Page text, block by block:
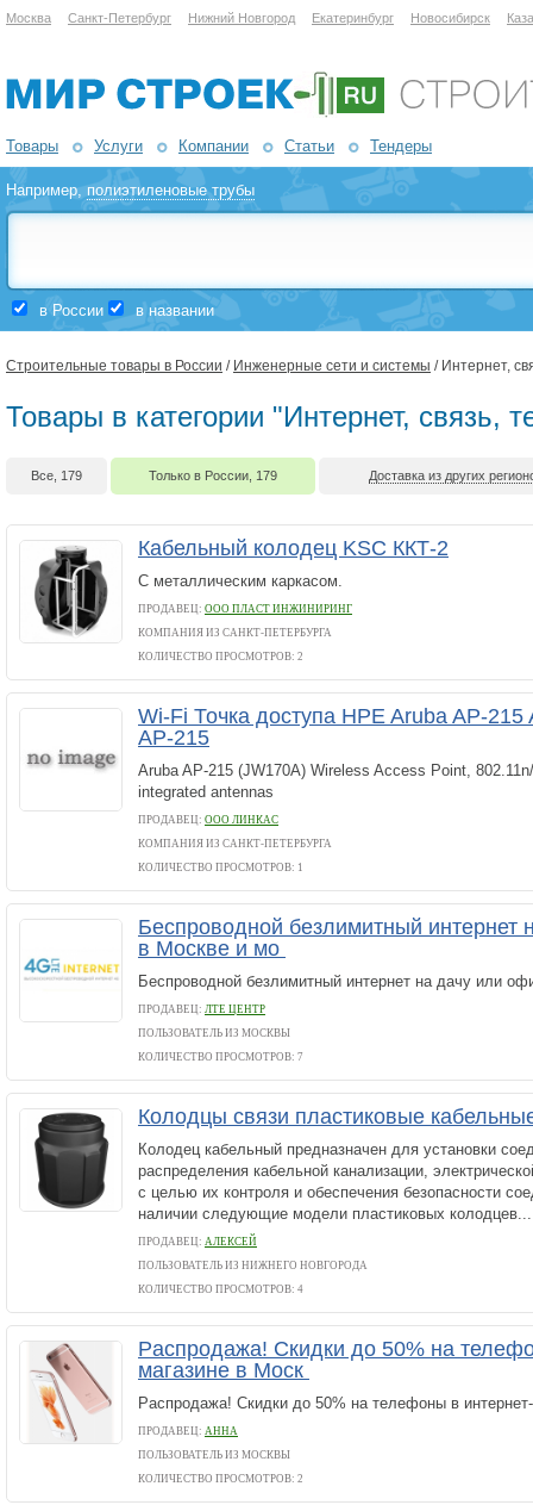
Москва Санкт-Петербург Нижний Новгород Екатеринбург Новосибирск
Товары Услуги Компании Статьи Тендеры
Например,полиэтиленовые трубы
в России в названии
Строительные товары в России / Инженерные сети и системы / Интернет,
Товары в категории "Интернет, связь,
Все, 179 Только в России, 179 Доставка из других
Кабельный колодец KSC ККТ-2
С металлическим каркасом.
ПРОДАВЕЦ: ООО ПЛАСТ ИНЖИНИРИНГ
КОМПАНИЯ ИЗ САНКТ-ПЕТЕРБУРГА
КОЛИЧЕСТВО ПРОСМОТРОВ: 2
Wi-Fi Точка доступа HPE Aruba AP-215
AP-215
Aruba AP-215 (JW170A) Wireless Access Point,
integrated antennas
ПРОДАВЕЦ: ООО ЛИНКАС
КОМПАНИЯ ИЗ САНКТ-ПЕТЕРБУРГА
КОЛИЧЕСТВО ПРОСМОТРОВ: 1
Беспроводной безлимитный интернет
в Москве и мо
Беспроводной безлимитный интернет на дачу или
ПРОДАВЕЦ: ЛТЕ ЦЕНТР
ПОЛЬЗОВАТЕЛЬ ИЗ МОСКВЫ
КОЛИЧЕСТВО ПРОСМОТРОВ: 7
Колодцы связи пластиковые
Колодец кабельный предназначен для установки
распределения кабельной канализации,
с целью их контроля и обеспечения безопасности
наличии следующие модели пластиковых колодцев...
ПРОДАВЕЦ: АЛЕКСЕЙ
ПОЛЬЗОВАТЕЛЬ ИЗ НИЖНЕГО НОВГОРОДА
КОЛИЧЕСТВО ПРОСМОТРОВ: 4
Pacпродажа! Cкидки до 50% на
мaгазине в Моск
Pacпродажа! Cкидки до 50% на телефоны в
ПРОДАВЕЦ: АННА
ПОЛЬЗОВАТЕЛЬ ИЗ МОСКВЫ
КОЛИЧЕСТВО ПРОСМОТРОВ: 2